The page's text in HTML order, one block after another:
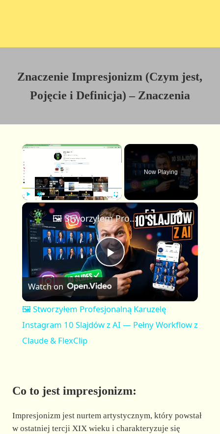
Znaczenie Impresjonizm (Czym jest,
Pojęcie i Definicja) – Znaczenia
×
U
n
m
u
u
l
l
s
c
r
e
n
Now Playing
×
P
l
a
V
i
🖼️ Stworzyłem Profesjonalną Karuzelę Instagram 10 Slajdów z AI — Pełny Workflow z Claude & FlexClip
Watch on
🖼️ Stworzyłem Profesjonalną Karuzelę
Instagram 10 Slajdów z AI — Pełny Workflow z
Claude & FlexClip
Co to jest impresjonizm:
Impresjonizm jest nurtem artystycznym, który powstał
w ostatniej tercji XIX wieku i charakteryzuje się